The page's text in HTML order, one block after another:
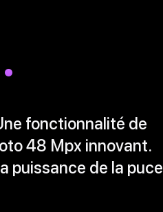
fonctionnalité de
48 Mpx innovant.
puissance de la puce